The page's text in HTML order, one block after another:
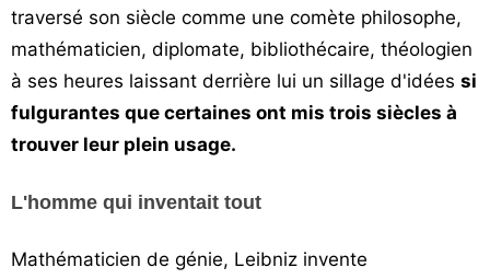
traversé son siècle comme une comète philosophe,
mathématicien, diplomate, bibliothécaire, théologien
à ses heures laissant derrière lui un sillage d'idées si
fulgurantes que certaines ont mis trois siècles à
trouver leur plein usage.
L'homme qui inventait tout
Mathématicien de génie, Leibniz invente